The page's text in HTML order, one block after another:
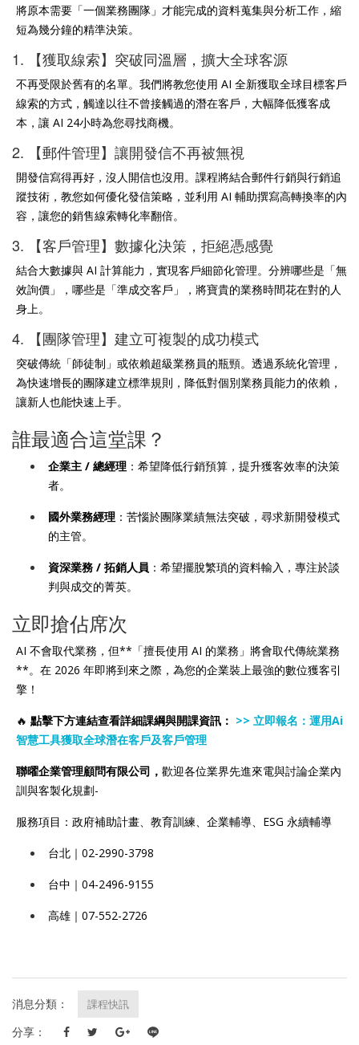
將原本需要「一個業務團隊」才能完成的資料蒐集與分析工作，縮
短為幾分鐘的精準決策。
1. 【獲取線索】突破同溫層，擴大全球客源
不再受限於舊有的名單。我們將教您使用 AI 全新獲取全球目標客戶
線索的方式，觸達以往不曾接觸過的潛在客戶，大幅降低獲客成
本，讓 AI 24小時為您尋找商機。
2. 【郵件管理】讓開發信不再被無視
開發信寫得再好，沒人開信也沒用。課程將結合郵件行銷與行銷追
蹤技術，教您如何優化發信策略，並利用 AI 輔助撰寫高轉換率的內
容，讓您的銷售線索轉化率翻倍。
3. 【客戶管理】數據化決策，拒絕憑感覺
結合大數據與 AI 計算能力，實現客戶細節化管理。分辨哪些是「無
效詢價」，哪些是「準成交客戶」，將寶貴的業務時間花在對的人
身上。
4. 【團隊管理】建立可複製的成功模式
突破傳統「師徒制」或依賴超級業務員的瓶頸。透過系統化管理，
為快速增長的團隊建立標準規則，降低對個別業務員能力的依賴，
讓新人也能快速上手。
誰最適合這堂課？
企業主 / 總經理 ：希望降低行銷預算，提升獲客效率的決策
者。
國外業務經理 ：苦惱於團隊業績無法突破，尋求新開發模式
的主管。
資深業務 / 拓銷人員 ：希望擺脫繁瑣的資料輸入，專注於談
判與成交的菁英。
立即搶佔席次
AI 不會取代業務，但**「擅長使用 AI 的業務」將會取代傳統業務
**。在 2026 年即將到來之際，為您的企業裝上最強的數位獲客引
擎！
🔥 點擊下方連結查看詳細課綱與開課資訊： >> 立即報名：運用Ai
智慧工具獲取全球潛在客戶及客戶管理
聯曜企業管理顧問有限公司， 歡迎各位業界先進來電與討論企業內
訓與客製化規劃-
服務項目：政府補助計畫、教育訓練、企業輔導、ESG 永續輔導
台北｜02-2990-3798
台中｜04-2496-9155
高雄｜07-552-2726
消息分類： 課程快訊
分享：